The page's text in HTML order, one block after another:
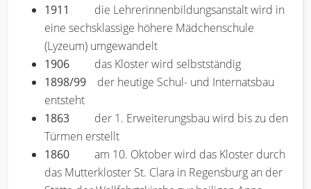
1911 die Lehrerinnenbildungsanstalt wird in
eine sechsklassige höhere Mädchenschule
(Lyzeum) umgewandelt
1906 das Kloster wird selbstständig
1898/99 der heutige Schul- und Internatsbau
entsteht
1863 der 1. Erweiterungsbau wird bis zu den
Türmen erstellt
1860
am 10. Oktober wird das Kloster durch
das Mutterkloster St. Clara in Regensburg an der